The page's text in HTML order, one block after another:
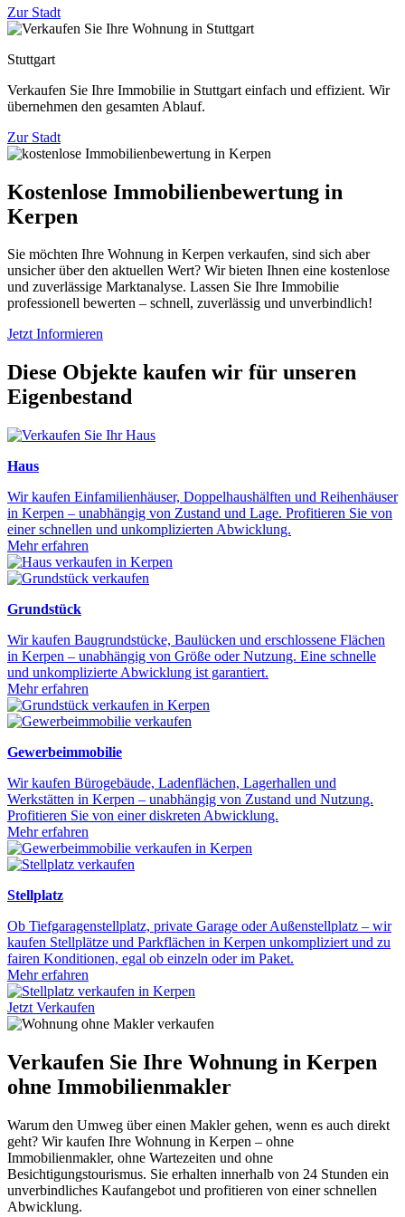
Zur Stadt
Stuttgart
Verkaufen Sie Ihre Immobilie in Stuttgart einfach und effizient. Wir
übernehmen den gesamten Ablauf.
Zur Stadt
Kostenlose Immobilienbewertung in
Kerpen
Sie möchten Ihre Wohnung in Kerpen verkaufen, sind sich aber
unsicher über den aktuellen Wert? Wir bieten Ihnen eine kostenlose
und zuverlässige Marktanalyse. Lassen Sie Ihre Immobilie
professionell bewerten – schnell, zuverlässig und unverbindlich!
Jetzt Informieren
Diese Objekte kaufen wir für unseren
Eigenbestand
Haus
Wir kaufen Einfamilienhäuser, Doppelhaushälften und Reihenhäuser
in Kerpen – unabhängig von Zustand und Lage. Profitieren Sie von
einer schnellen und unkomplizierten Abwicklung.
Mehr erfahren
Grundstück
Wir kaufen Baugrundstücke, Baulücken und erschlossene Flächen
in Kerpen – unabhängig von Größe oder Nutzung. Eine schnelle
und unkomplizierte Abwicklung ist garantiert.
Mehr erfahren
Gewerbeimmobilie
Wir kaufen Bürogebäude, Ladenflächen, Lagerhallen und
Werkstätten in Kerpen – unabhängig von Zustand und Nutzung.
Profitieren Sie von einer diskreten Abwicklung.
Mehr erfahren
Stellplatz
Ob Tiefgaragenstellplatz, private Garage oder Außenstellplatz – wir
kaufen Stellplätze und Parkflächen in Kerpen unkompliziert und zu
fairen Konditionen, egal ob einzeln oder im Paket.
Mehr erfahren
Jetzt Verkaufen
Verkaufen Sie Ihre Wohnung in Kerpen
ohne Immobilienmakler
Warum den Umweg über einen Makler gehen, wenn es auch direkt
geht? Wir kaufen Ihre Wohnung in Kerpen – ohne
Immobilienmakler, ohne Wartezeiten und ohne
Besichtigungstourismus. Sie erhalten innerhalb von 24 Stunden ein
unverbindliches Kaufangebot und profitieren von einer schnellen
Abwicklung.